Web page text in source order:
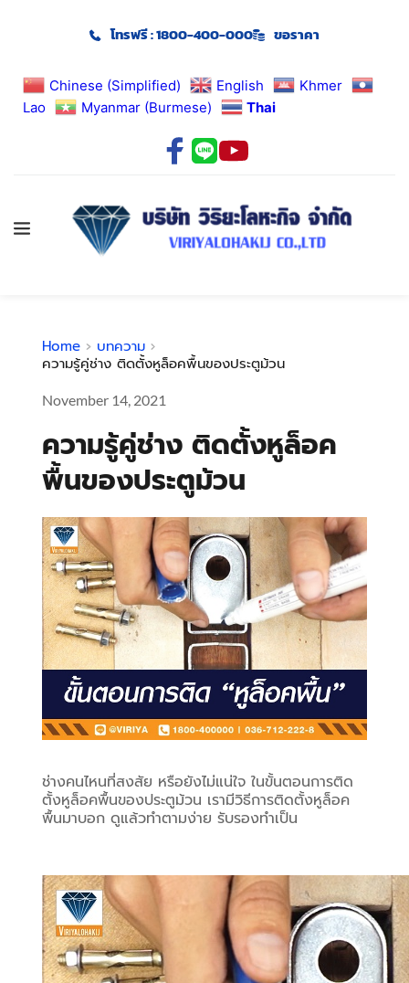
Chinese (Simplified) English
Khmer
Lao
Myanmar (Burmese) Thai
โทรฟรี : 1800-400-000 ขอราคา
Home
บทความ
ความรู้คู่ช่าง ติดตั้งหูล็อคพื้นของประตูม้วน
November 14, 2021
ความรู้คู่ช่าง ติดตั้งหูล็อค
พื้นของประตูม้วน
ช่างคนไหนที่สงสัย หรือยังไม่แน่ใจ ในขั้นตอนการติด
ตั้งหูล็อคพื้นของประตูม้วน เรามีวิธีการติดตั้งหูล็อค
พื้นมาบอก ดูแล้วทำตามง่าย รับรองทำเป็น